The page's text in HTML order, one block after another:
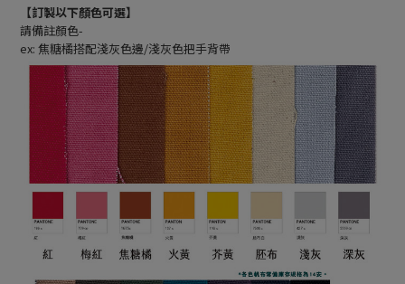
【訂製以下顏色可選】
請備註顏色-
ex: 焦糖橘搭配淺灰色邊/淺灰色把手背帶